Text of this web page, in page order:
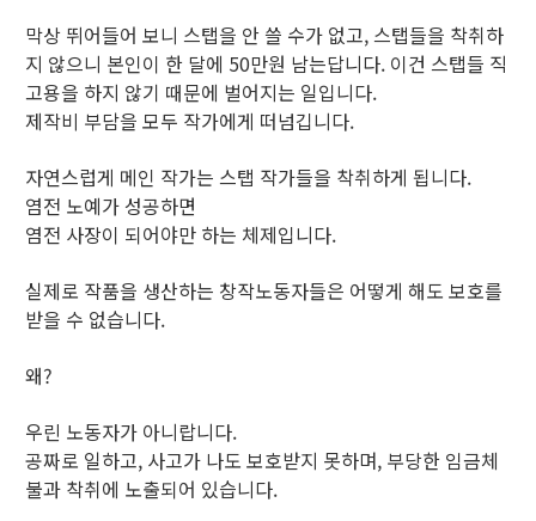
막상 뛰어들어 보니 스탭을 안 쓸 수가 없고, 스탭들을 착취하
지 않으니 본인이 한 달에 50만원 남는답니다. 이건 스탭들 직
고용을 하지 않기 때문에 벌어지는 일입니다.
제작비 부담을 모두 작가에게 떠넘깁니다.
자연스럽게 메인 작가는 스탭 작가들을 착취하게 됩니다.
염전 노예가 성공하면
염전 사장이 되어야만 하는 체제입니다.
실제로 작품을 생산하는 창작노동자들은 어떻게 해도 보호를
받을 수 없습니다.
왜?
우린 노동자가 아니랍니다.
공짜로 일하고, 사고가 나도 보호받지 못하며, 부당한 임금체
불과 착취에 노출되어 있습니다.